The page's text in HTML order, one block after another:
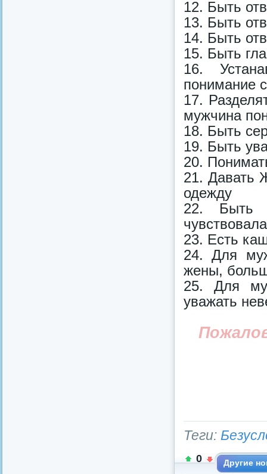
12. Быть
13. Быть
14. Быть
15. Быть
16.
понимание
17.
мужчина
18. Быть
19. Быть
20.
21. Давать
одежду
22. Быть
чувствовала
23. Есть
24. Для
жены,
25. Для
уважать
Теги:
0 Другие